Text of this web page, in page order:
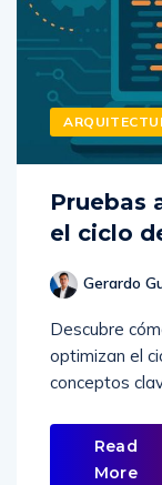
Pruebas
el ciclo
Gerardo
Descubre
optimizan el
conceptos
Read
More